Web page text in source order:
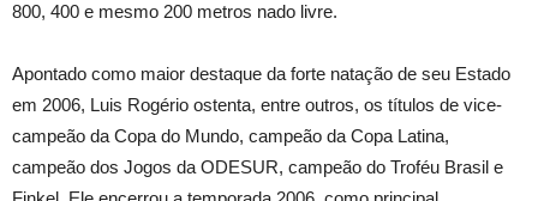
800, 400 e mesmo 200 metros nado livre.
Apontado como maior destaque da forte natação de seu Estado
em 2006, Luis Rogério ostenta, entre outros, os títulos de vice-
campeão da Copa do Mundo, campeão da Copa Latina,
campeão dos Jogos da ODESUR, campeão do Troféu Brasil e